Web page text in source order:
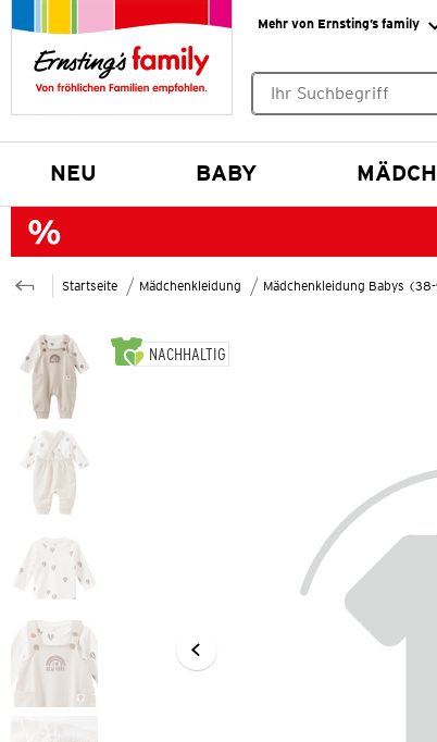
Mehr von Ernsting’s family
NEU BABY
Startseite Mädchenkleidung Mädchenkleidung Babys
NACHHALTIG